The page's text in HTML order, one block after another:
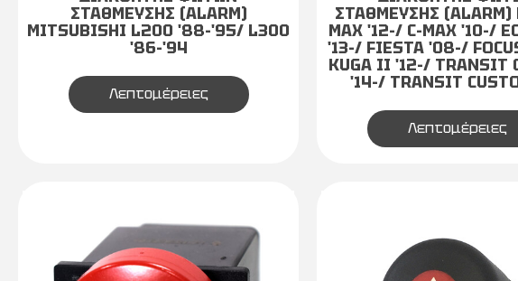
ΣΤΑΘΜΕΥΣΗΣ (ALARM)
MITSUBISHI L200 '88-'95/ L300
'86-'94
Λεπτομέρειες
ΣΤΑΘΜΕΥΣΗΣ (ALARM)
MAX '12-/ C-MAX '10-/
'13-/ FIESTA '08-/
KUGA II '12-/ TRANSIT
'14-/ TRANSIT
Λεπτομέρειες